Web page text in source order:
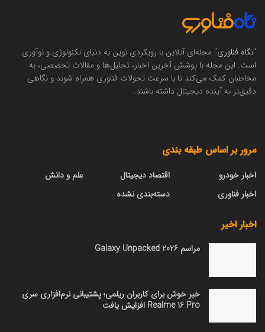
"نگاه فناوری" مجله‌ای آنلاین با رویکردی نوین به دنیای تکنولوژی و نوآوری
است. این مجله با پوشش آخرین اخبار، تحلیل‌ها و مقالات تخصصی، به
مخاطبان کمک می‌کند تا با سرعت تحولات فناوری همراه شوند و نگاهی
دقیق‌تر به آینده دیجیتال داشته باشند.
مرور بر اساس طبقه بندی
اخبار خودرو
اخبار فناوری
اقتصاد دیجیتال
دسته‌بندی نشده
علم و دانش
اخبار اخیر
مراسم Galaxy Unpacked 2026
خبر خوش برای کاربران ریلمی؛ پشتیبانی نرم‌افزاری سری
Realme 16 Pro افزایش یافت